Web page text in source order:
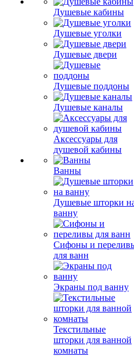
Душевые кабины
Душевые уголки
Душевые двери
Душевые поддоны
Душевые каналы
Аксессуары для
душевой кабины
Ванны
Душевые шторки
ванну
Сифоны и
для ванн
Экраны под ванну
Текстильные
шторки для ванной
комнаты